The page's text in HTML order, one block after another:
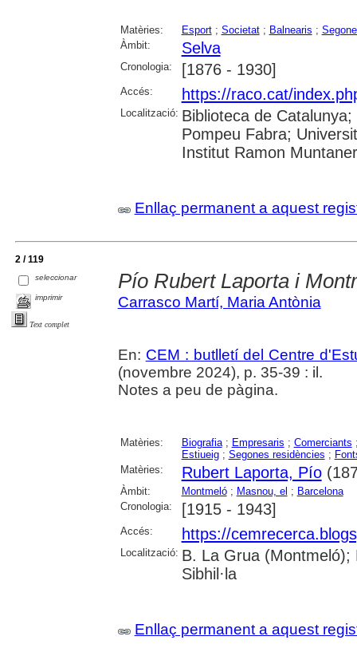
Matèries: Esport; Societat; Balnearis ;
Àmbit:
Selva
Cronologia: [1876 - 1930]
Accés: https://raco.cat/
Localització: Biblioteca de
Pompeu Fabra;
Institut Ramon Muntaner
Enllaç permanent a aquest
2 / 119
seleccionar
imprimir
Text complet
Pío Rubert Laporta i
Carrasco Martí, Maria Antònia
En: CEM : butlletí del Centre
(novembre 2024), p. 35-39 : il.
Notes a peu de pàgina.
Matèries: Biografia; Empresaris ; Comerciants
Estiueig; Segones residències ;
Matèries:
Rubert Laporta, Pío
Àmbit: Montmeló; Masnou, el ; Barcelona
Cronologia:
[1915 - 1943]
Accés: https://
Localització: B. La Grua (Montmeló);
Sibhil·la
Enllaç permanent a aquest